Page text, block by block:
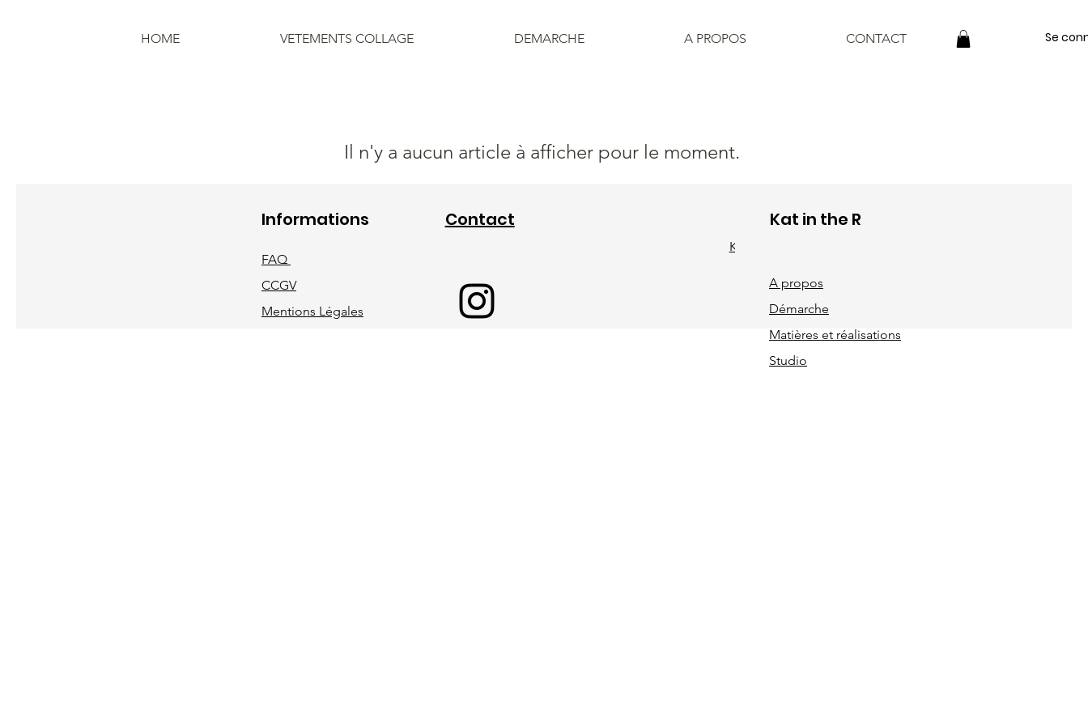
HOME VETEMENTS COLLAGE DEMARCHE A PROPOS CONTACT Se
Il n'y a aucun article à afficher pour le moment.
Informations
FAQ
CCGV
Mentions Légales
Contact
KaT Collages
Kat in the R
A propos
Démarche
Matières et réalisations
Studio